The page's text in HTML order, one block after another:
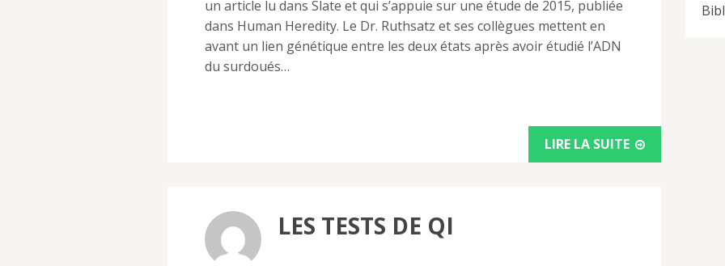
un article lu dans Slate et qui s’appuie sur une étude de 2015, publiée
dans Human Heredity. Le Dr. Ruthsatz et ses collègues mettent en
avant un lien génétique entre les deux états après avoir étudié l’ADN
du surdoués…
LIRE LA SUITE
LES TESTS DE QI